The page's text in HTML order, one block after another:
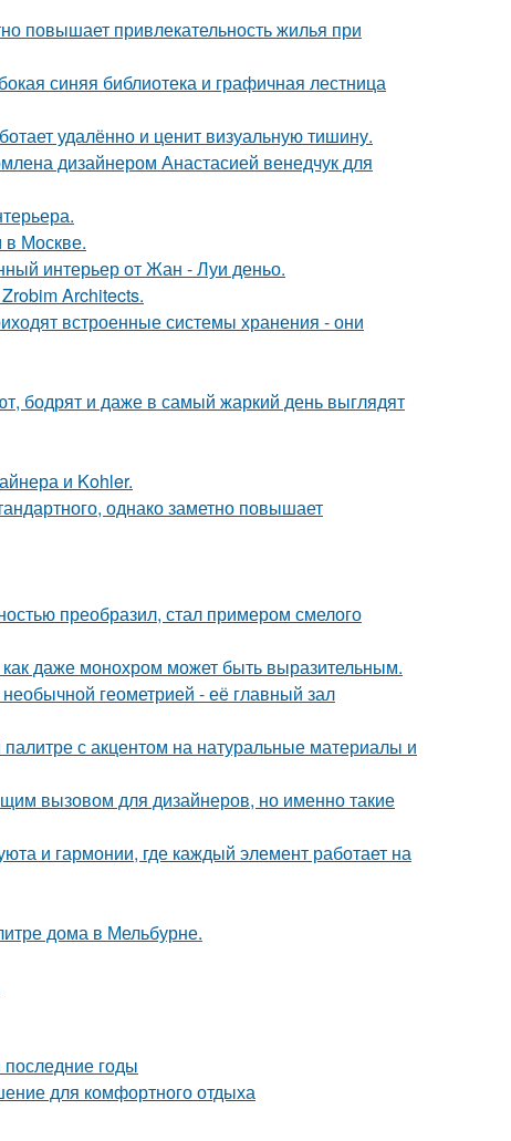
повышает привлекательность жилья при
синяя библиотека и графичная лестница
удалённо и ценит визуальную тишину.
дизайнером Анастасией венедчук для
в Москве.
интерьер от Жан - Луи деньо.
Architects.
встроенные системы хранения - они
бодрят и даже в самый жаркий день выглядят
и Kohler.
однако заметно повышает
преобразил, стал примером смелого
даже монохром может быть выразительным.
геометрией - её главный зал
с акцентом на натуральные материалы и
вызовом для дизайнеров, но именно такие
и гармонии, где каждый элемент работает на
дома в Мельбурне.
годы
для комфортного отдыха